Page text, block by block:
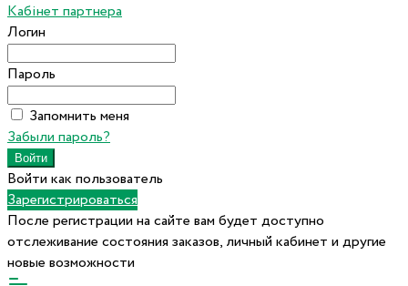
Кабінет партнера
Логин
Пароль
Запомнить меня
Забыли пароль?
Войти как пользователь
Зарегистрироваться
После регистрации на сайте вам будет доступно
отслеживание состояния заказов, личный кабинет и другие
новые возможности